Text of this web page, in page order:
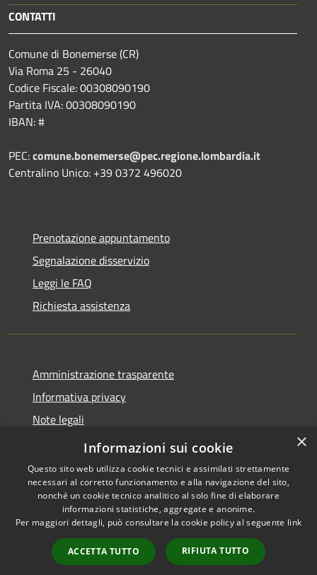
CONTATTI
Comune di Bonemerse (CR)
Via Roma 25 - 26040
Codice Fiscale: 00308090190
Partita IVA: 00308090190
IBAN: #
PEC:comune.bonemerse@pec.regione.lombardia.it
Centralino Unico: +39 0372 496020
Prenotazione appuntamento
Segnalazione disservizio
Leggi le FAQ
Richiesta assistenza
Amministrazione trasparente
Informativa privacy
Note legali
Dichiarazione di accessibilità
Accessibilità
Copyright © 2026 • Comune di
Bonemerse • Powered by
Municipium•
Accesso
redazione
×
Informazioni sui cookie
Questo sito web utilizza cookie tecnici e assimilati strettamente
necessari al corretto funzionamento e alla navigazione del sito,
nonché un cookie tecnico analitico al solo fine di elaborare
informazioni statistiche, aggregate e anonime.
Per maggiori dettagli, può consultare la cookie policy al seguente link
ACCETTA TUTTO RIFIUTA TUTTO